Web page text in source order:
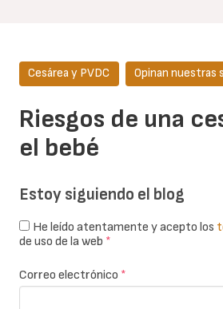
Riesgos de una
el bebé
Cesárea y PVDC Opinan nuestras
Estoy siguiendo el blog
He leído atentamente y acepto los
de uso de la web *
Correo electrónico *